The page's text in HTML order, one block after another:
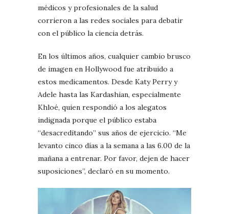
médicos y profesionales de la salud
corrieron a las redes sociales para debatir
con el público la ciencia detrás.
En los últimos años, cualquier cambio brusco
de imagen en Hollywood fue atribuido a
estos medicamentos. Desde Katy Perry y
Adele hasta las Kardashian, especialmente
Khloé, quien respondió a los alegatos
indignada porque el público estaba
“desacreditando” sus años de ejercicio. “Me
levanto cinco días a la semana a las 6.00 de la
mañana a entrenar. Por favor, dejen de hacer
suposiciones”, declaró en su momento.